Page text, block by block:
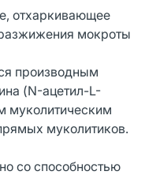
отхаркивающее
мокроты
производным
(N-ацетил-L-
муколитическим
муколитиков.
со способностью